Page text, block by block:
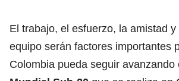
El trabajo, el esfuerzo, la amistad
equipo serán factores importantes
Colombia pueda seguir avanzando